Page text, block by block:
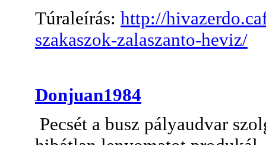
Túraleírás: http://
szakaszok-zalaszanto-heviz/
Donjuan1984
Pecsét a busz pályaudvar